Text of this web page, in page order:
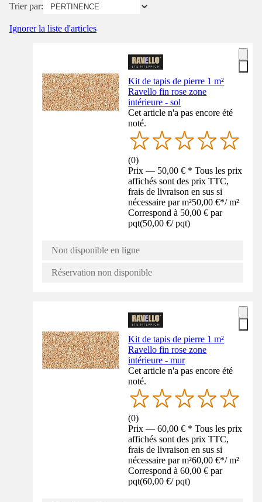
Trier par:
Ignorer la liste d'articles
Kit de tapis de pierre 1 m²
Ravello fin rose zone
intérieure - sol
Cet article n'a pas encore été
noté.
(0)
Prix — 50,00 € * Tous les prix
affichés sont des prix TTC,
frais de livraison en sus si
nécessaire par m²50,00 €*/ m²
Correspond à 50,00 € par
pqt(50,00 €/ pqt)
Non disponible en ligne
Réservation non disponible
Kit de tapis de pierre 1 m²
Ravello fin rose zone
intérieure - mur
Cet article n'a pas encore été
noté.
(0)
Prix — 60,00 € * Tous les prix
affichés sont des prix TTC,
frais de livraison en sus si
nécessaire par m²60,00 €*/ m²
Correspond à 60,00 € par
pqt(60,00 €/ pqt)